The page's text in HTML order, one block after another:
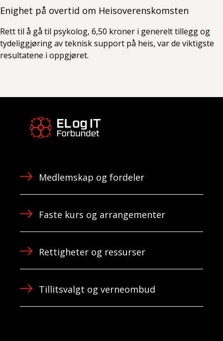
Enighet på overtid om Heisoverenskomsten
Rett til å gå til psykolog, 6,50 kroner i generelt tillegg og
tydeliggjøring av teknisk support på heis, var de viktigste
resultatene i oppgjøret.
Medlemskap og fordeler
Faste kurs og arrangementer
Rettigheter og ressurser
Tillitsvalgt og verneombud